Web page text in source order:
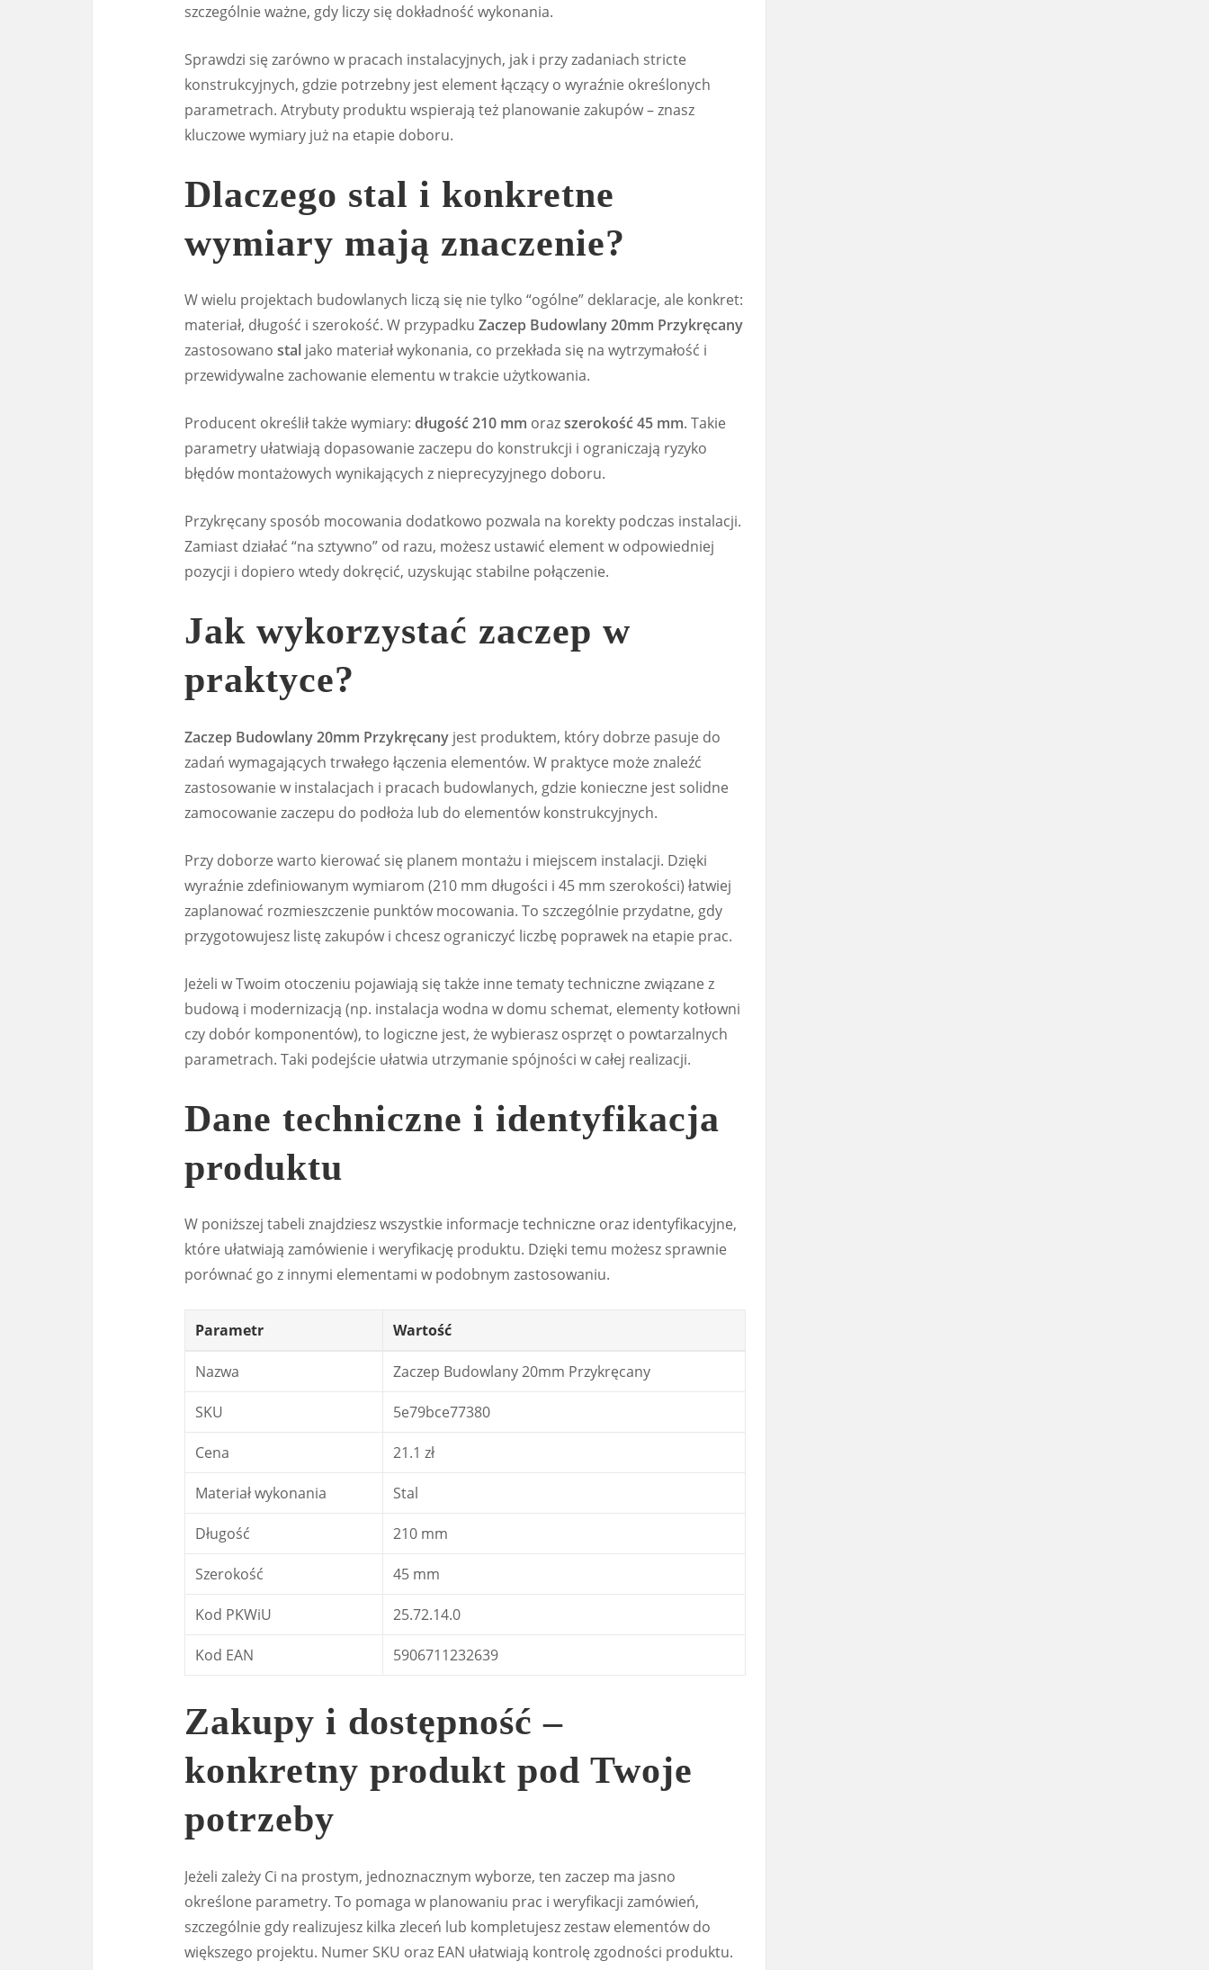
szczególnie ważne, gdy liczy się dokładność wykonania.
Sprawdzi się zarówno w pracach instalacyjnych, jak i przy zadaniach stricte
konstrukcyjnych, gdzie potrzebny jest element łączący o wyraźnie określonych
parametrach. Atrybuty produktu wspierają też planowanie zakupów – znasz
kluczowe wymiary już na etapie doboru.
Dlaczego stal i konkretne
wymiary mają znaczenie?
W wielu projektach budowlanych liczą się nie tylko “ogólne” deklaracje, ale konkret:
materiał, długość i szerokość. W przypadku Zaczep Budowlany 20mm Przykręcany
zastosowano stal jako materiał wykonania, co przekłada się na wytrzymałość i
przewidywalne zachowanie elementu w trakcie użytkowania.
Producent określił także wymiary: długość 210 mm orazszerokość 45 mm. Takie
parametry ułatwiają dopasowanie zaczepu do konstrukcji i ograniczają ryzyko
błędów montażowych wynikających z nieprecyzyjnego doboru.
Przykręcany sposób mocowania dodatkowo pozwala na korekty podczas instalacji.
Zamiast działać “na sztywno” od razu, możesz ustawić element w odpowiedniej
pozycji i dopiero wtedy dokręcić, uzyskując stabilne połączenie.
Jak wykorzystać zaczep w
praktyce?
Zaczep Budowlany 20mm Przykręcany jest produktem, który dobrze pasuje do
zadań wymagających trwałego łączenia elementów. W praktyce może znaleźć
zastosowanie w instalacjach i pracach budowlanych, gdzie konieczne jest solidne
zamocowanie zaczepu do podłoża lub do elementów konstrukcyjnych.
Przy doborze warto kierować się planem montażu i miejscem instalacji. Dzięki
wyraźnie zdefiniowanym wymiarom (210 mm długości i 45 mm szerokości) łatwiej
zaplanować rozmieszczenie punktów mocowania. To szczególnie przydatne, gdy
przygotowujesz listę zakupów i chcesz ograniczyć liczbę poprawek na etapie prac.
Jeżeli w Twoim otoczeniu pojawiają się także inne tematy techniczne związane z
budową i modernizacją (np. instalacja wodna w domu schemat, elementy kotłowni
czy dobór komponentów), to logiczne jest, że wybierasz osprzęt o powtarzalnych
parametrach. Taki podejście ułatwia utrzymanie spójności w całej realizacji.
Dane techniczne i identyfikacja
produktu
W poniższej tabeli znajdziesz wszystkie informacje techniczne oraz identyfikacyjne,
które ułatwiają zamówienie i weryfikację produktu. Dzięki temu możesz sprawnie
porównać go z innymi elementami w podobnym zastosowaniu.
Parametr Wartość
Nazwa Zaczep Budowlany 20mm Przykręcany
SKU 5e79bce77380
Cena 21.1 zł
Materiał wykonania Stal
Długość 210 mm
Szerokość 45 mm
Kod PKWiU 25.72.14.0
Kod EAN 5906711232639
Zakupy i dostępność –
konkretny produkt pod Twoje
potrzeby
Jeżeli zależy Ci na prostym, jednoznacznym wyborze, ten zaczep ma jasno
określone parametry. To pomaga w planowaniu prac i weryfikacji zamówień,
szczególnie gdy realizujesz kilka zleceń lub kompletujesz zestaw elementów do
większego projektu. Numer SKU oraz EAN ułatwiają kontrolę zgodności produktu.